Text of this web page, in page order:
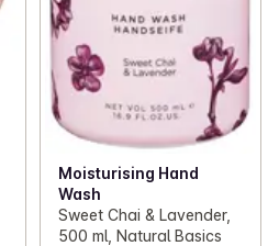
Moisturising Hand
Wash
Sweet Chai & Lavender,
500 ml, Natural Basics